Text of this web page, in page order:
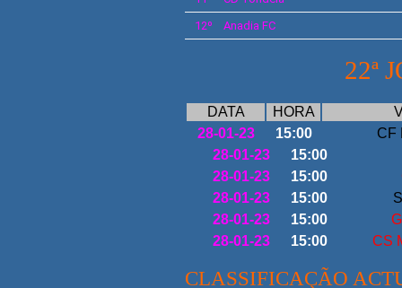
12º
Anadia FC
22ª
DATA HORA
28-01-23
15:00
CF
28-01-23
15:00
28-01-23
15:00
28-01-23
15:00
28-01-23
15:00
28-01-23
15:00 CS
CLASSIFICAÇÃO